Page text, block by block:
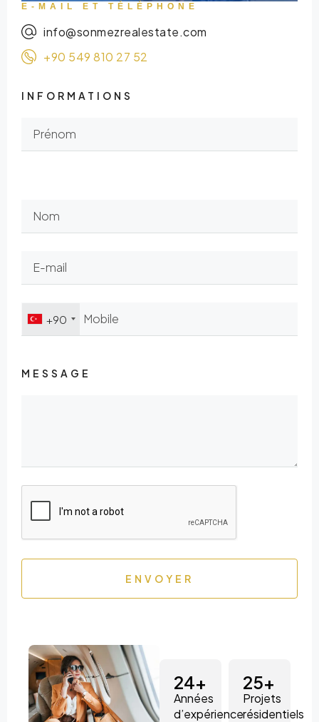
E-MAIL ET TÉLÉPHONE
info@sonmezrealestate.com
+90 549 810 27 52
INFORMATIONS
+90
MESSAGE
ENVOYER
Années
d’expérience
24+
Projets
résidentiels
25+